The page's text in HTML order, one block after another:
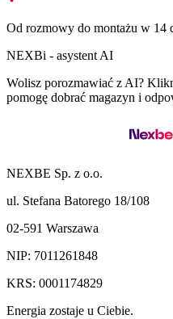
Od rozmowy do montażu w 14
NEXBi - asystent AI
Wolisz porozmawiać z AI?
pomogę dobrać magazyn i
NEXBE Sp. z o.o.
ul. Stefana Batorego 18/108
02-591 Warszawa
NIP: 7011261848
KRS: 0001174829
Energia zostaje u Ciebie.